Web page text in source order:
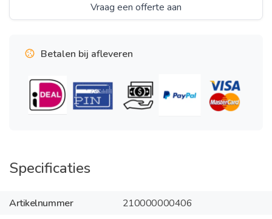
Vraag een offerte aan
Betalen bij afleveren
Specificaties
Artikelnummer
210000000406